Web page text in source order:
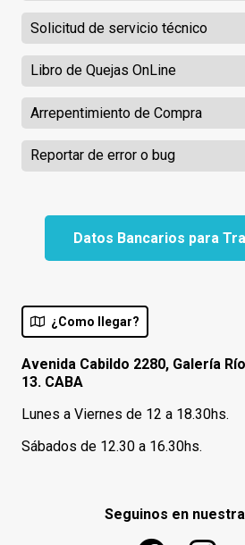
Solicitud de servicio técnico
Libro de Quejas OnLine
Arrepentimiento de Compra
Reportar de error o bug
Datos Bancarios para
¿Como llegar?
Avenida Cabildo 2280, Galería
13. CABA
Lunes a Viernes de 12 a 18.30hs.
Sábados de 12.30 a 16.30hs.
Seguinos en